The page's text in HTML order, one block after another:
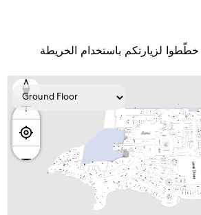
ﻟﺰﻳﺎﺭﺗﻜﻢ ﺑﺎﺳﺘﺨﺪاﻡ اﻟﺨﺮﻳﻄﺔ